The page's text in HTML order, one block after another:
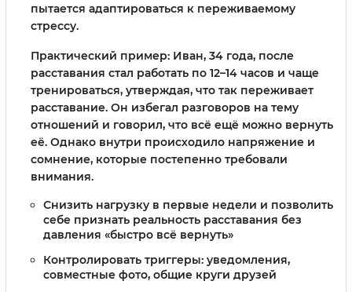
пытается адаптироваться к переживаемому
стрессу.
Практический пример: Иван, 34 года, после
расставания стал работать по 12–14 часов и чаще
тренироваться, утверждая, что так переживает
расставание. Он избегал разговоров на тему
отношений и говорил, что всё ещё можно вернуть
её. Однако внутри происходило напряжение и
сомнение, которые постепенно требовали
внимания.
Снизить нагрузку в первые недели и позволить
себе признать реальность расставания без
давления «быстро всё вернуть»
Контролировать триггеры: уведомления,
совместные фото, общие круги друзей